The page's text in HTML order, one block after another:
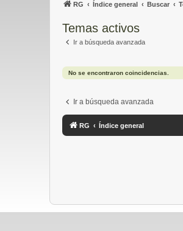
RG Índice general Buscar
Temas activos
Ir a búsqueda avanzada
No se encontraron coincidencias.
Ir a búsqueda avanzada
RG Índice general